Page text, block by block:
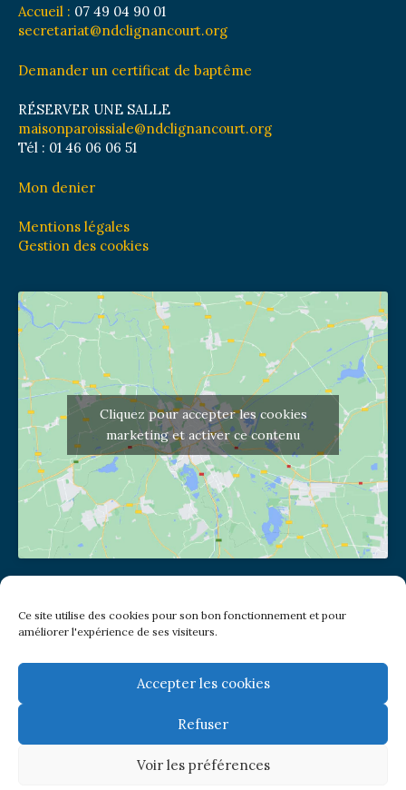
Ce site utilise des cookies pour son bon fonctionnement et pour
améliorer l'expérience de ses visiteurs.
Accepter les cookies
Refuser
Voir les préférences
Accueil : 07 49 04 90 01
secretariat@ndclignancourt.org
Demander un certificat de baptême
RÉSERVER UNE SALLE
maisonparoissiale@ndclignancourt.org
Tél : 01 46 06 06 51
Mon denier
Mentions légales
Gestion des cookies
Cliquez pour accepter les cookies
marketing et activer ce contenu
(pas de courrier à cette adresse)
2 place Jules Joffrin - 75018
Metro: Jules Joffrin ou Simplon
Bus : Mairie du XVIII
Newsletter